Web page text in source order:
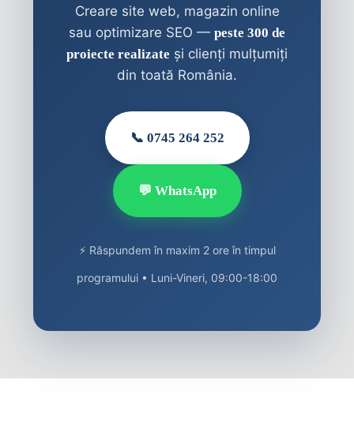
Creare site web, magazin online
sau optimizare SEO — peste 300 de
proiecte realizate și clienți mulțumiți
din toată România.
📞 0745 264 252
💬 WhatsApp
⚡ Răspundem în maxim 2 ore în timpul
programului • Luni-Vineri, 09:00-18:00